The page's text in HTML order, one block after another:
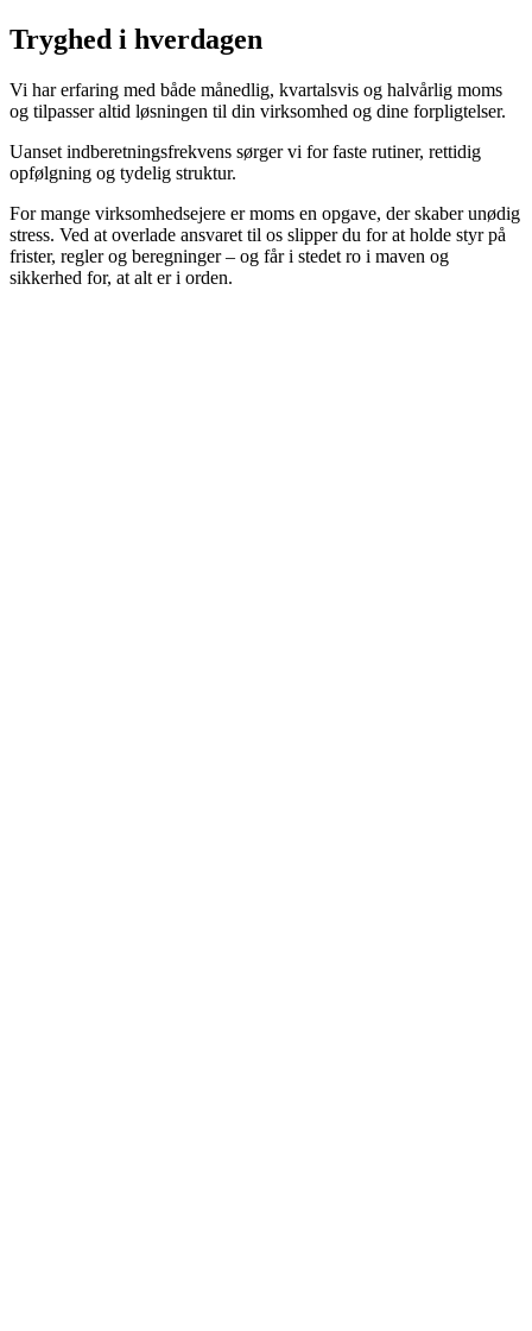
Tryghed i hverdagen
Vi har erfaring med både månedlig, kvartalsvis og halvårlig moms
og tilpasser altid løsningen til din virksomhed og dine forpligtelser.
Uanset indberetningsfrekvens sørger vi for faste rutiner, rettidig
opfølgning og tydelig struktur.
For mange virksomhedsejere er moms en opgave, der skaber unødig
stress. Ved at overlade ansvaret til os slipper du for at holde styr på
frister, regler og beregninger – og får i stedet ro i maven og
sikkerhed for, at alt er i orden.